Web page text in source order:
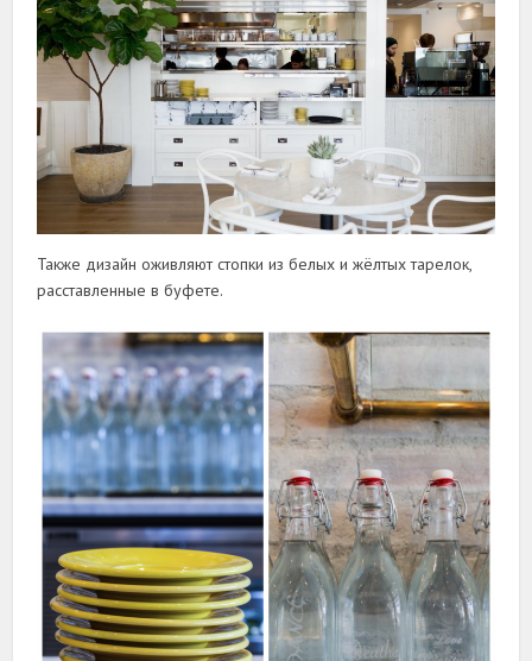
Также дизайн оживляют стопки из белых и жёлтых тарелок,
расставленные в буфете.